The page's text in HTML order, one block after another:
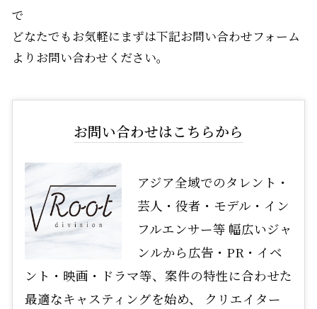
で
どなたでもお気軽にまずは下記お問い合わせフォーム
よりお問い合わせください。
お問い合わせはこちらから
アジア全域でのタレント・
芸人・役者・モデル・イン
フルエンサー等 幅広いジャ
ンルから広告・PR・イベ
ント・映画・ドラマ等、案件の特性に合わせた
最適なキャスティングを始め、 クリエイター